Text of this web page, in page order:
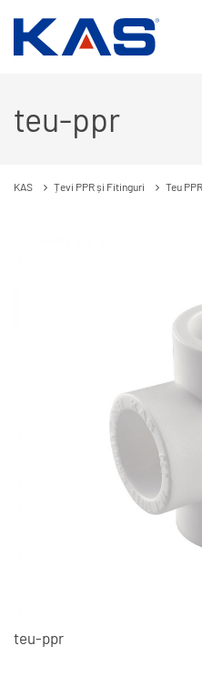
teu-ppr
KAS Țevi PPR și Fitinguri Teu PPR
teu-ppr